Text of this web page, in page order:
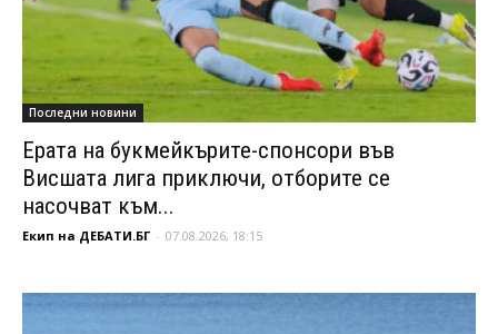
Последни новини
Ерата на букмейкърите-спонсори във
Висшата лига приключи, отборите се
насочват към...
Екип на ДЕБАТИ.БГ - 07.08.2026, 18:15